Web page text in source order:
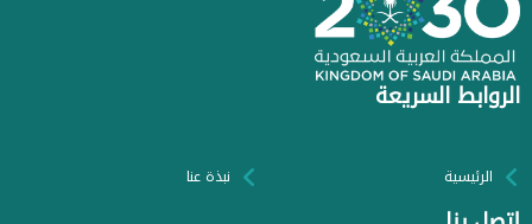
الروابط السريعة
الرئيسية نبذة عنا